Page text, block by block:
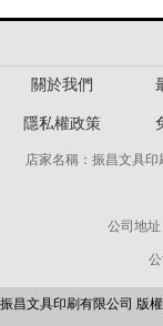
關於我們
隱私權政策
店家名稱：振昌文具
公司地
振昌文具印刷有限公司 版